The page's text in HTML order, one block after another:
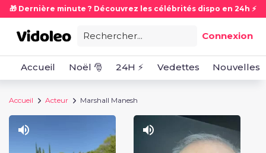
🎁 Dernière minute ? Découvrez les célébrités dispo en 24h ⚡
Rechercher... Connexion
Accueil Noël 🎅 24H ⚡ Vedettes Nouvelles
Accueil Acteur Marshall Manesh